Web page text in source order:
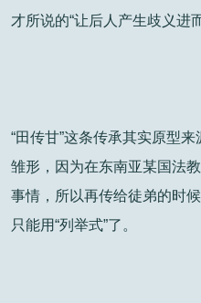
才所说的“让后人产生歧义进
“田传甘”这条传承其实原型
雏形，因为在东南亚某国法
事情，所以再传给徒弟的时
只能用“列举式”了。